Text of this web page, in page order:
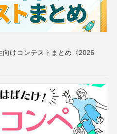
向けコンテストまとめ《2026